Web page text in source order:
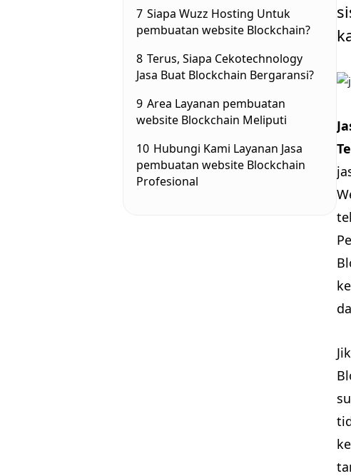
7 Siapa Wuzz Hosting Untuk
pembuatan website Blockchain?
8 Terus, Siapa Cekotechnology
Jasa Buat Blockchain Bergaransi?
9 Area Layanan pembuatan
website Blockchain Meliputi
10 Hubungi Kami Layanan Jasa
pembuatan website Blockchain
Profesional